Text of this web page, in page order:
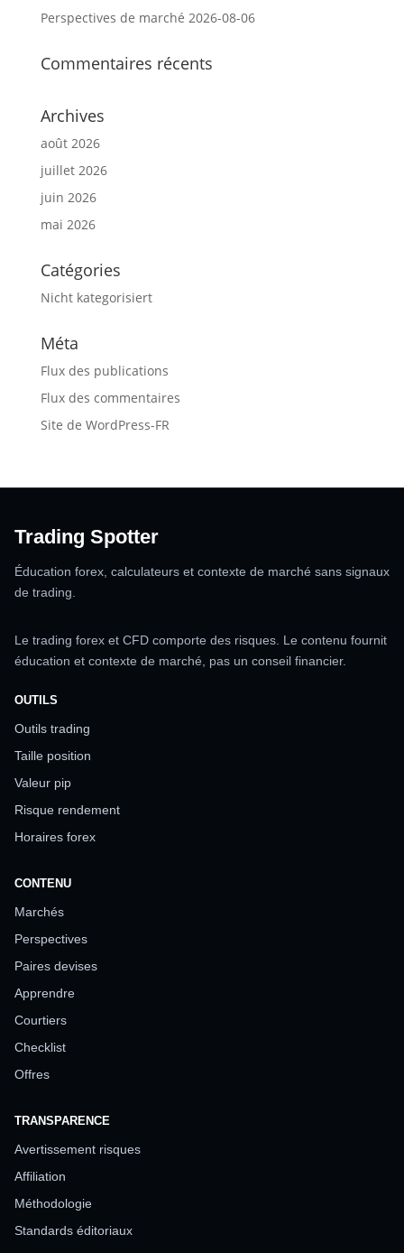
Perspectives de marché 2026-08-06
Commentaires récents
Archives
août 2026
juillet 2026
juin 2026
mai 2026
Catégories
Nicht kategorisiert
Méta
Flux des publications
Flux des commentaires
Site de WordPress-FR
Trading Spotter
Éducation forex, calculateurs et contexte de marché sans signaux
de trading.
Le trading forex et CFD comporte des risques. Le contenu fournit
éducation et contexte de marché, pas un conseil financier.
OUTILS
Outils trading
Taille position
Valeur pip
Risque rendement
Horaires forex
CONTENU
Marchés
Perspectives
Paires devises
Apprendre
Courtiers
Checklist
Offres
TRANSPARENCE
Avertissement risques
Affiliation
Méthodologie
Standards éditoriaux